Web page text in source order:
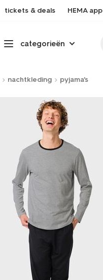
tickets & deals HEMA app
categorieën
nachtkleding pyjama's